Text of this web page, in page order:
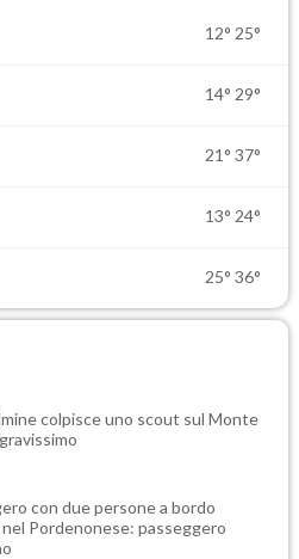
12° 25°
14° 29°
21° 37°
13° 24°
25° 36°
colpisce uno scout sul Monte
con due persone a bordo
Pordenonese: passeggero